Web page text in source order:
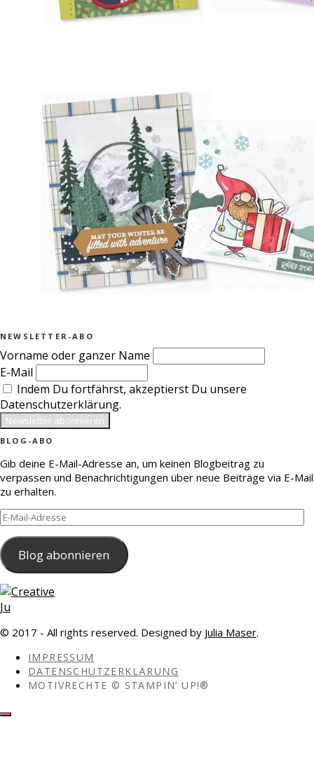
NEWSLETTER-ABO
Vorname oder ganzer Name
E-Mail
Indem Du fortfährst, akzeptierst Du unsere
Datenschutzerklärung.
BLOG-ABO
Gib deine E-Mail-Adresse an, um keinen Blogbeitrag zu
verpassen und Benachrichtigungen über neue Beiträge via E-Mail
zu erhalten.
E-
Mail-
Adresse
Blog abonnieren
© 2017 - All rights reserved. Designed by Julia Maser.
IMPRESSUM
DATENSCHUTZERKLÄRUNG
MOTIVRECHTE © STAMPIN’ UP!®